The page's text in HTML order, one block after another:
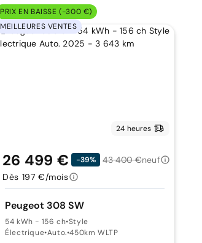
PRIX EN BAISSE (-300 €)
MEILLEURES VENTES
24 heures
Peugeot 308 SW
54 kWh - 156 ch•Style
Électrique•Auto.•450km WLTP
26 499 € -39% 43 400 €neuf
Dès 197 €/mois